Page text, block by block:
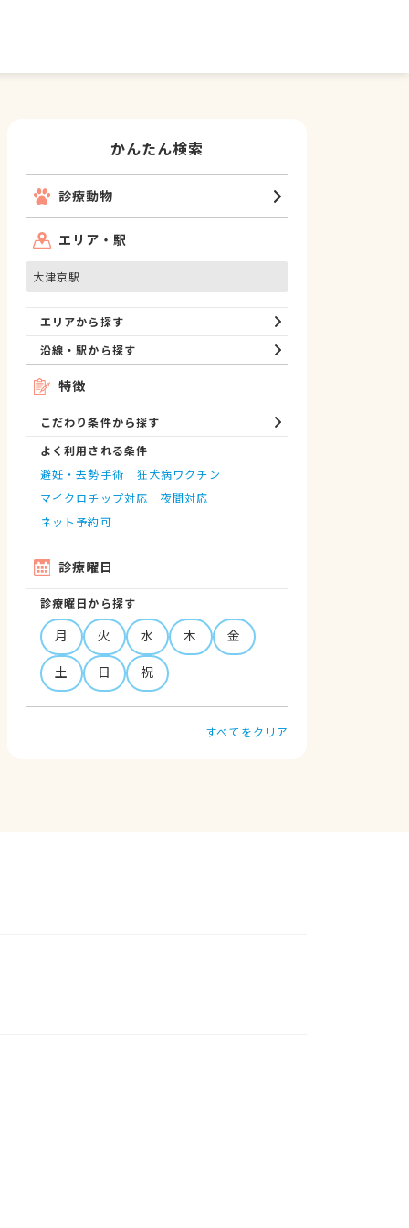
かんたん検索
診療動物
エリア・駅
大津京駅
エリアから探す
沿線・駅から探す
特徴
こだわり条件から探す
よく利用される条件
避妊・去勢手術
狂犬病ワクチン
マイクロチップ対応
夜間対応
ネット予約可
診療曜日
診療曜日から探す
月 火 水 木
金
土
日 祝
すべてをクリア